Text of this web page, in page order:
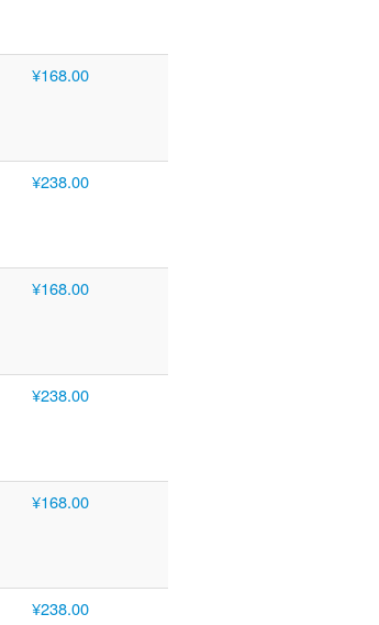
¥168.00
¥238.00
¥168.00
¥238.00
¥168.00
¥238.00